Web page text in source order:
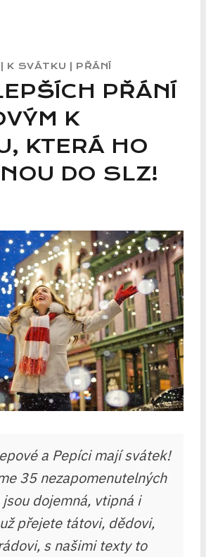
K SVÁTKU PŘÁNÍ
PŘÁNÍ
K
KTERÁ HO
DO SLZ!
a Pepíci mají svátek!
35 nezapomenutelných
dojemná, vtipná i
přejete tátovi, dědovi,
s našimi texty to